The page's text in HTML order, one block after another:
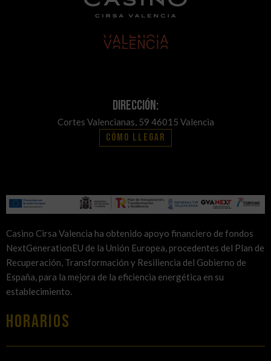
Dirección:
Cortes Valencianas, 59 46015 Valencia
Cómo llegar
Casino Cirsa Valencia ha obtenido apoyo financiero de fondos
NextGenerationEU de la Unión Europea, procedentes del Plan de
Recuperación, Transformación y Resiliencia del Gobierno de
España, para la mejora de la eficiencia energética en su
establecimiento.
HORARIOS